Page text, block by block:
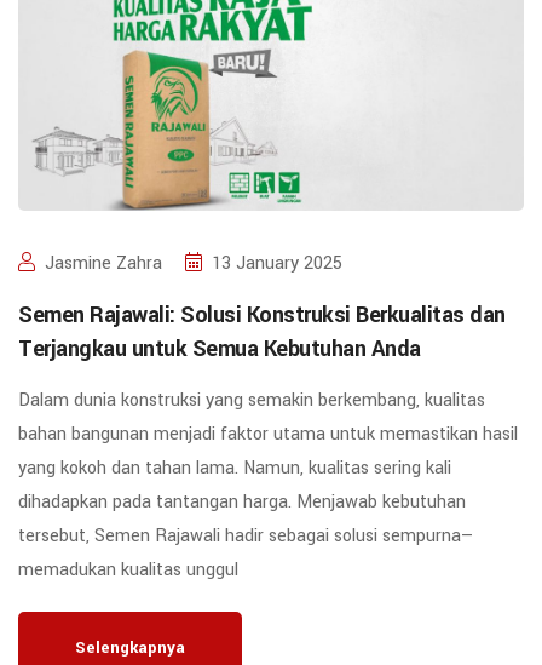
Jasmine Zahra 13 January 2025
Semen Rajawali: Solusi Konstruksi Berkualitas dan
Terjangkau untuk Semua Kebutuhan Anda
Dalam dunia konstruksi yang semakin berkembang, kualitas
bahan bangunan menjadi faktor utama untuk memastikan hasil
yang kokoh dan tahan lama. Namun, kualitas sering kali
dihadapkan pada tantangan harga. Menjawab kebutuhan
tersebut, Semen Rajawali hadir sebagai solusi sempurna—
memadukan kualitas unggul
Selengkapnya